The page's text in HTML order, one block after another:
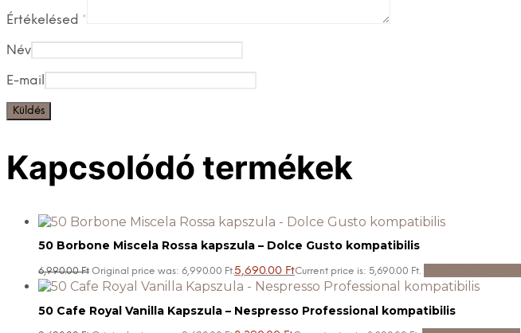
Értékelésed *
Név
E-mail
Kapcsolódó termékek
50 Borbone Miscela Rossa kapszula – Dolce Gusto kompatibilis
6,990.00Ft Original price was: 6,990.00 Ft.5,690.00 FtCurrent price is: 5,690.00 Ft.
50 Cafe Royal Vanilla Kapszula – Nespresso Professional kompatibilis